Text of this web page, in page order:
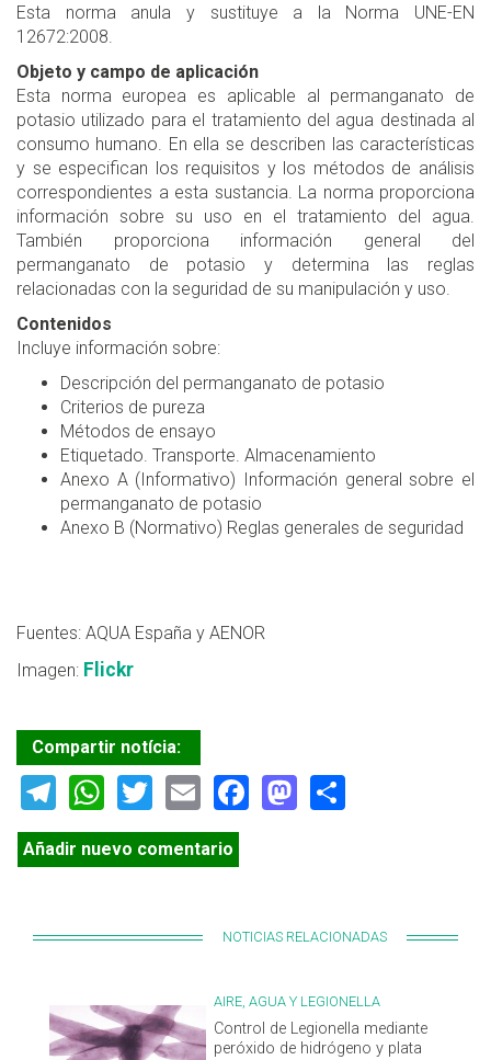
Esta norma anula y sustituye a la Norma UNE-EN
12672:2008.
Objeto y campo de aplicación
Esta norma europea es aplicable al permanganato de
potasio utilizado para el tratamiento del agua destinada al
consumo humano. En ella se describen las características
y se especifican los requisitos y los métodos de análisis
correspondientes a esta sustancia. La norma proporciona
información sobre su uso en el tratamiento del agua.
También proporciona información general del
permanganato de potasio y determina las reglas
relacionadas con la seguridad de su manipulación y uso.
Contenidos
Incluye información sobre:
Descripción del permanganato de potasio
Criterios de pureza
Métodos de ensayo
Etiquetado. Transporte. Almacenamiento
Anexo A (Informativo) Información general sobre el
permanganato de potasio
Anexo B (Normativo) Reglas generales de seguridad
Fuentes: AQUA España y AENOR
Imagen: Flickr
Compartir notícia:
Telegram
WhatsApp
TwitterEmailFacebook
Mastodon
Añadir nuevo comentario
NOTICIAS RELACIONADAS
AIRE, AGUA Y LEGIONELLA
Control de Legionella mediante
peróxido de hidrógeno y plata